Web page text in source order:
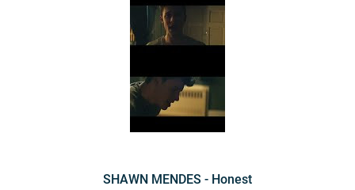
SHAWN MENDES - Honest